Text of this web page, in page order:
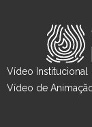
Vídeo Institucional
Vídeo de